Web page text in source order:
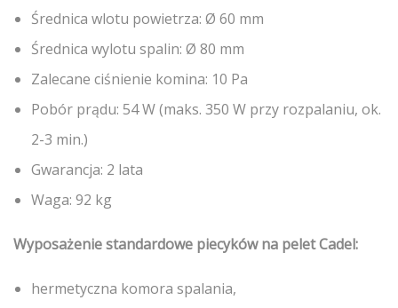
Średnica wlotu powietrza: Ø 60 mm
Średnica wylotu spalin: Ø 80 mm
Zalecane ciśnienie komina: 10 Pa
Pobór prądu: 54 W (maks. 350 W przy rozpalaniu, ok.
2-3 min.)
Gwarancja: 2 lata
Waga: 92 kg
Wyposażenie standardowe piecyków na pelet Cadel:
hermetyczna komora spalania,